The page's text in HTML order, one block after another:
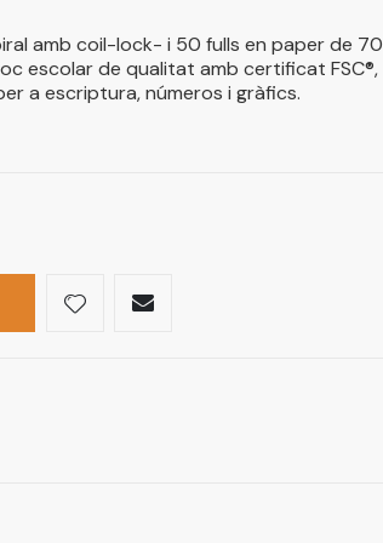
amb coil-lock- i 50 fulls en paper de 70
escolar de qualitat amb certificat FSC®,
a escriptura, números i gràfics.